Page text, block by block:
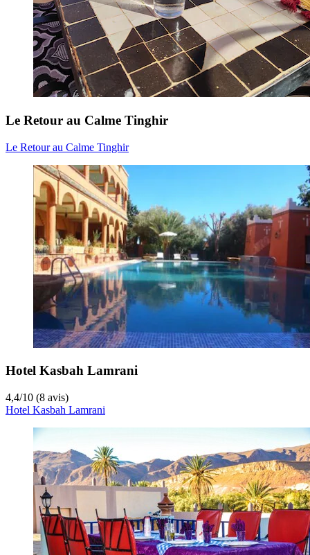
Le Retour au Calme Tinghir
Le Retour au Calme Tinghir
Hotel Kasbah Lamrani
4,4/10 (8 avis)
Hotel Kasbah Lamrani